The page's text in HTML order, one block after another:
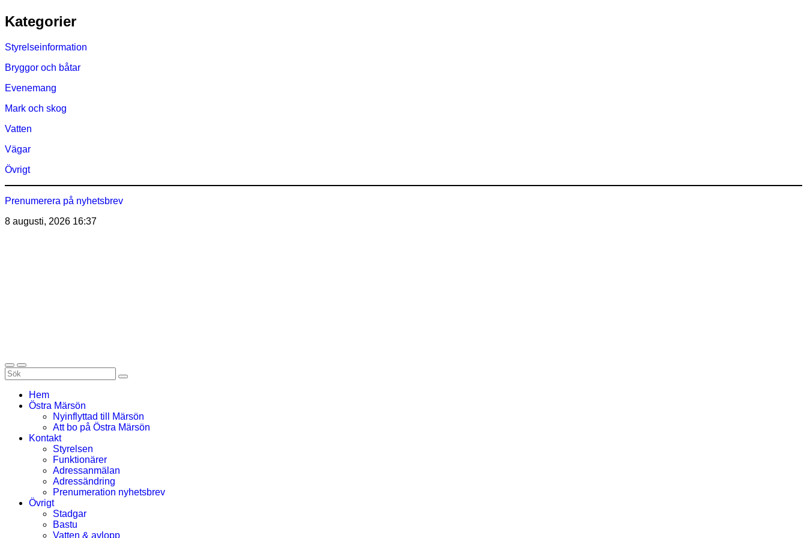
Hoppa
till
Kategorier
Styrelseinformation
Bryggor och båtar
Evenemang
Mark och skog
Vatten
Vägar
Övrigt
Prenumerera på nyhetsbrev
8 augusti, 2026 16:37
Hem
Östra Märsön
Nyinflyttad till Märsön
Att bo på Östra Märsön
Kontakt
Styrelsen
Funktionärer
Adressanmälan
Adressändring
Prenumeration nyhetsbrev
Övrigt
Stadgar
Bastu
Vatten & avlopp